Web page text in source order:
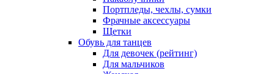
Портпледы, чехлы, сумки
Фрачные аксессуары
Щетки
Обувь для танцев
Для девочек (рейтинг)
Для мальчиков